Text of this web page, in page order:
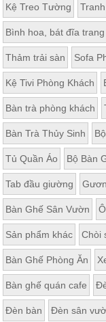
Kệ Treo Tường
Bình hoa, bát đĩa
Thảm trải sàn Sofa
Kệ Tivi Phòng Khách
Bàn trà phòng khách
Bàn Trà Thủy Sinh
Tủ Quần Áo Bộ Bàn
Tab đầu giường
Bàn Ghế Sân Vườn
Sản phẩm khác Chòi
Bàn Ghế Phòng Ăn
Bàn ghế quán cafe
Đèn bàn Đèn sân